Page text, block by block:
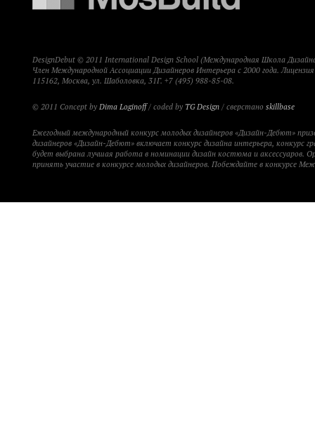
DesignDebut © 2011 International Design School (Международная Школа
Член Международной Ассоциации Дизайнеров Интерьера с 2000 года.
115162, Москва, ул. Шаболовка, 31Г. +7 (495) 988-85-08.
© 2011 Concept by Dima Loginoff/ coded by TG Design / сверстано skillbase
Ежегодный международный конкурс молодых дизайнеров «Дизайн-Дебют»
дизайнеров «Дизайн-Дебют» включает конкурс дизайна интерьера, конкурс
будет выбрана лучшая работа в номинации дизайн костюма и
принять участие в конкурсе молодых дизайнеров. Побеждайте в конкурсе